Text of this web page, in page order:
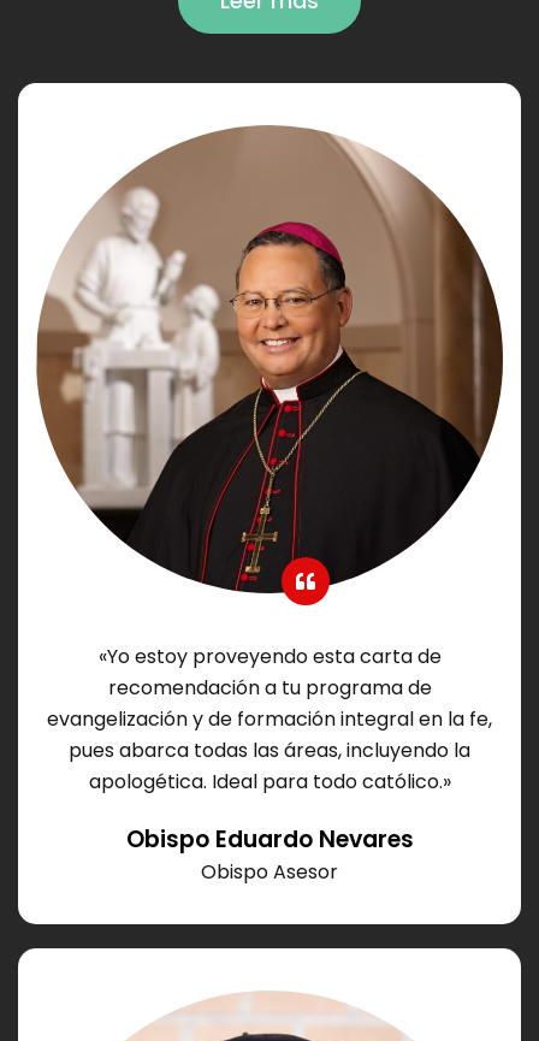
«Yo estoy proveyendo esta carta de
recomendación a tu programa de
evangelización y de formación integral en la fe,
pues abarca todas las áreas, incluyendo la
apologética. Ideal para todo católico.»
Obispo Eduardo Nevares
Obispo Asesor